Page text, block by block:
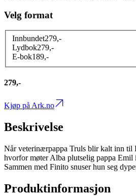
Velg format
Innbundet279,-
Lydbok279,-
E-bok189,-
279,-
Kjøp på Ark.no
Beskrivelse
Når veterinærpappa Truls blir kalt inn til
hvorfor møter Alba plutselig pappa Emil
Sammen med Finito snuser hun seg
Produktinformasjon